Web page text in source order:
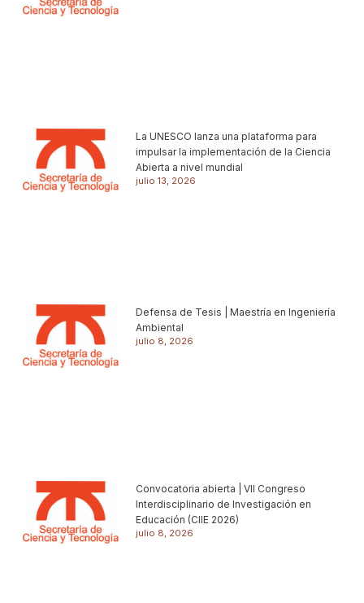
La UNESCO lanza una plataforma para
impulsar la implementación de la Ciencia
Abierta a nivel mundial
julio 13, 2026
Defensa de Tesis | Maestría en Ingeniería
Ambiental
julio 8, 2026
Convocatoria abierta | VII Congreso
Interdisciplinario de Investigación en
Educación (CIIE 2026)
julio 8, 2026